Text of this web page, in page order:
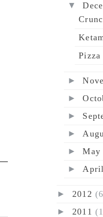
▼
►
►
►
►
►May
► April
► 2012
► 2011